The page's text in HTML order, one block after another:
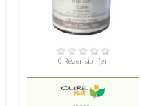
VERFÜGBAR
0 Rezension(e)